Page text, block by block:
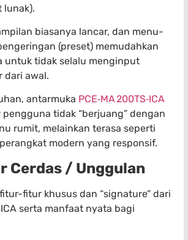
lunak).
biasanya lancar, dan menu-
(preset) memudahkan
untuk tidak selalu menginput
dari awal.
antarmuka PCE‑MA 200TS‑ICA
tidak “berjuang” dengan
rumit, melainkan terasa seperti
modern yang responsif.
Cerdas / Unggulan
fitur khusus dan “signature” dari
serta manfaat nyata bagi